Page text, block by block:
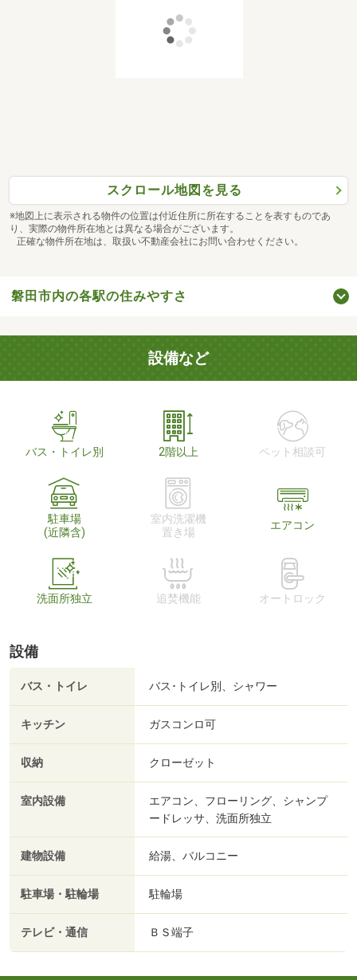
スクロール地図を見る
※地図上に表示される物件の位置は付近住所に所在することを表すものであ
り、実際の物件所在地とは異なる場合がございます。
正確な物件所在地は、取扱い不動産会社にお問い合わせください。
磐田市内の各駅の住みやすさ
設備など
バス・トイレ別 2階以上 ペット相談可
駐車場
(近隣含)
室内洗濯機
置き場
エアコン
洗面所独立 追焚機能 オートロック
設備
バス・トイレ バス･トイレ別、シャワー
キッチン ガスコンロ可
収納 クローゼット
室内設備
エアコン、フローリング、シャンプ
ードレッサ、洗面所独立
建物設備 給湯、バルコニー
駐車場・駐輪場 駐輪場
テレビ・通信 ＢＳ端子